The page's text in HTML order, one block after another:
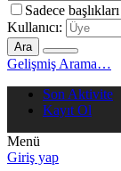
Sadece
Kullanıcı:
Ara
Gelişmiş Arama…
Son Aktivite
Kayıt Ol
Menü
Giriş yap